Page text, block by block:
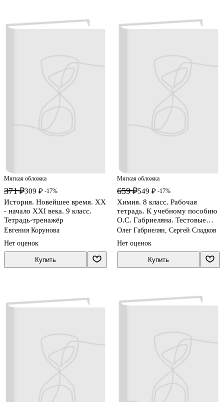
Мягкая обложка
371 ₽309 ₽ -17%
История. Новейшее время. XX
- начало XXI века. 9 класс.
Тетрадь-тренажёр
Евгения Корунова
Нет оценок
Купить
Мягкая обложка
659 ₽549 ₽ -17%
Химия. 8 класс. Рабочая
тетрадь. К учебному пособию
О.С. Габриеляна. Тестовые
задания ЕГЭ
Олег Габриелян, Сергей Сладков
Нет оценок
Купить